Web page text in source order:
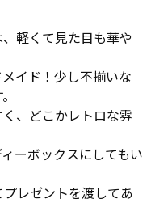
軽くて見た目も華や
イド！少し不揃いな
、どこかレトロな雰
ーボックスにしてもい
レゼントを渡してあ